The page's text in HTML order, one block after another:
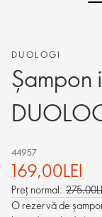
DUOLOGI
Șampon
44957
169,00LEI
Preț normal:
O rezervă de